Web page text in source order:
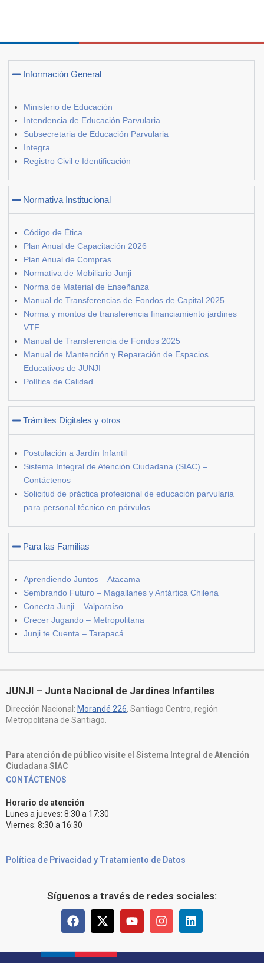
Información General
Ministerio de Educación
Intendencia de Educación Parvularia
Subsecretaria de Educación Parvularia
Integra
Registro Civil e Identificación
Normativa Institucional
Código de Ética
Plan Anual de Capacitación 2026
Plan Anual de Compras
Normativa de Mobiliario Junji
Norma de Material de Enseñanza
Manual de Transferencias de Fondos de Capital 2025
Norma y montos de transferencia financiamiento jardines
VTF
Manual de Transferencia de Fondos 2025
Manual de Mantención y Reparación de Espacios
Educativos de JUNJI
Política de Calidad
Trámites Digitales y otros
Postulación a Jardín Infantil
Sistema Integral de Atención Ciudadana (SIAC) –
Contáctenos
Solicitud de práctica profesional de educación parvularia
para personal técnico en párvulos
Para las Familias
Aprendiendo Juntos – Atacama
Sembrando Futuro – Magallanes y Antártica Chilena
Conecta Junji – Valparaíso
Crecer Jugando – Metropolitana
Junji te Cuenta – Tarapacá
JUNJI – Junta Nacional de Jardines Infantiles
Dirección Nacional: Morandé 226, Santiago Centro, región
Metropolitana de Santiago.
Para atención de público visite el Sistema Integral de Atención
Ciudadana SIAC
CONTÁCTENOS
Horario de atención
Lunes a jueves: 8:30 a 17:30
Viernes: 8:30 a 16:30
Política de Privacidad y Tratamiento de Datos
Síguenos a través de redes sociales: